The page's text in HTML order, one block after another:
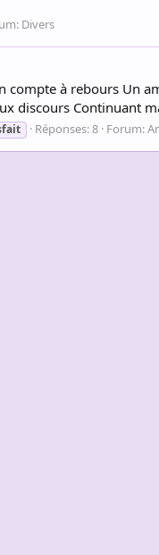
Divers
à rebours Un
discours Continuant
Réponses: 8 Forum: